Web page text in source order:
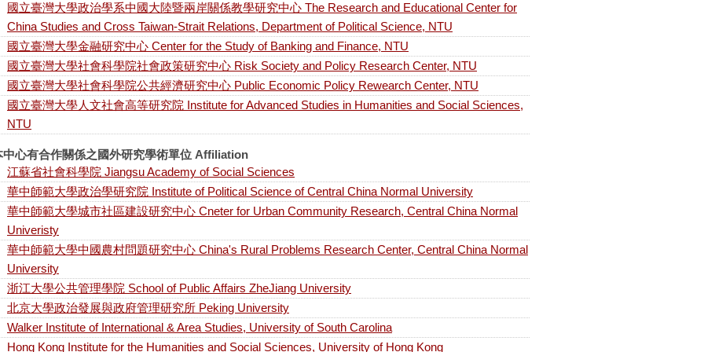
國立臺灣大學政治學系中國大陸暨兩岸關係教學研究中心 The Research and Educational Center for
China Studies and Cross Taiwan-Strait Relations, Department of Political Science, NTU
國立臺灣大學金融研究中心 Center for the Study of Banking and Finance, NTU
國立臺灣大學社會科學院社會政策研究中心 Risk Society and Policy Research Center, NTU
國立臺灣大學社會科學院公共經濟研究中心 Public Economic Policy Rewearch Center, NTU
國立臺灣大學人文社會高等研究院 Institute for Advanced Studies in Humanities and Social Sciences,
NTU
中心有合作關係之國外研究學術單位 Affiliation
江蘇省社會科學院 Jiangsu Academy of Social Sciences
華中師範大學政治學研究院 Institute of Political Science of Central China Normal University
華中師範大學城市社區建設研究中心 Cneter for Urban Community Research, Central China Normal
Univeristy
華中師範大學中國農村問題研究中心 China's Rural Problems Research Center, Central China Normal
University
浙江大學公共管理學院 School of Public Affairs ZheJiang University
北京大學政治發展與政府管理研究所 Peking University
Walker Institute of International & Area Studies, University of South Carolina
Hong Kong Institute for the Humanities and Social Sciences, University of Hong Kong